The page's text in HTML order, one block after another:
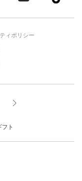
ィポリシー
ト